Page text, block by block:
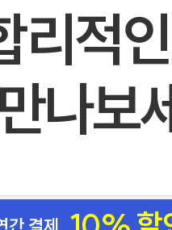
리적
나보